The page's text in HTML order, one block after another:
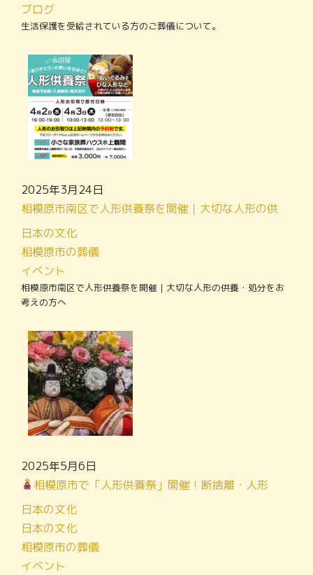
ブログ
生活保護を受給されている方のご葬儀について。
2025年3月24日
相模原市南区で人形供養祭を開催｜大切な人形の供養・処分をお考えの方へ
日本の文化
相模原市の葬儀
イベント
相模原市南区で人形供養祭を開催｜大切な人形の供養・処分をお
考えの方へ
2025年5月6日
相模原市で「人形供養祭」開催！断捨離・人形処分にお悩みの方必見
日本の文化
日本の文化
相模原市の葬儀
イベント